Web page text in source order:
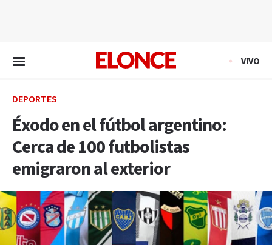
VIVO
DEPORTES
Éxodo en el fútbol argentino:
Cerca de 100 futbolistas
emigraron al exterior